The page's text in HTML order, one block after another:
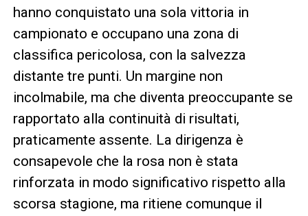
hanno conquistato una sola vittoria in
campionato e occupano una zona di
classifica pericolosa, con la salvezza
distante tre punti. Un margine non
incolmabile, ma che diventa preoccupante se
rapportato alla continuità di risultati,
praticamente assente. La dirigenza è
consapevole che la rosa non è stata
rinforzata in modo significativo rispetto alla
scorsa stagione, ma ritiene comunque il